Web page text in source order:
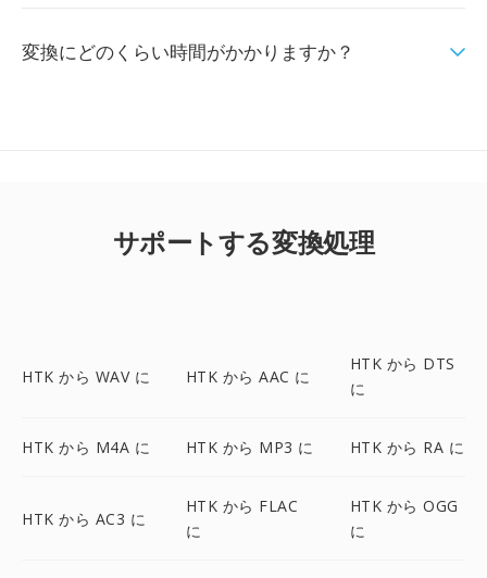
変換にどのくらい時間がかかりますか？
サポートする変換処理
HTK から WAV に HTK から AAC に
HTK から DTS
に
HTK から M4A に HTK から MP3 に HTK から RA に
HTK から AC3 に
HTK から FLAC
に
HTK から OGG
に